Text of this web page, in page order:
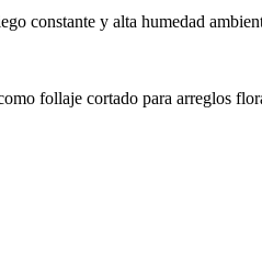
constante y alta humedad
follaje cortado para arreglos